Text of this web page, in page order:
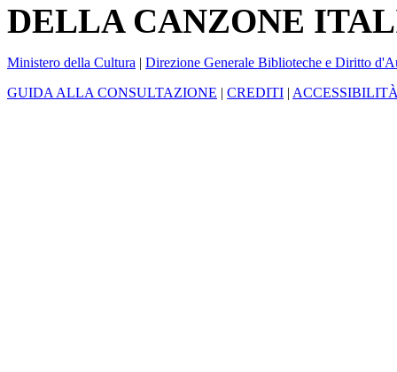
DELLA CANZONE
Ministero della Cultura | Direzione Generale Biblioteche e Diritto
GUIDA ALLA CONSULTAZIONE | CREDITI |